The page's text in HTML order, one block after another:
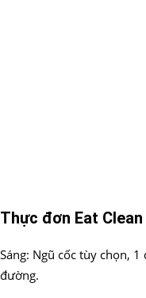
Thực đơn Eat
Sáng: Ngũ cốc tùy chọn,
đường.